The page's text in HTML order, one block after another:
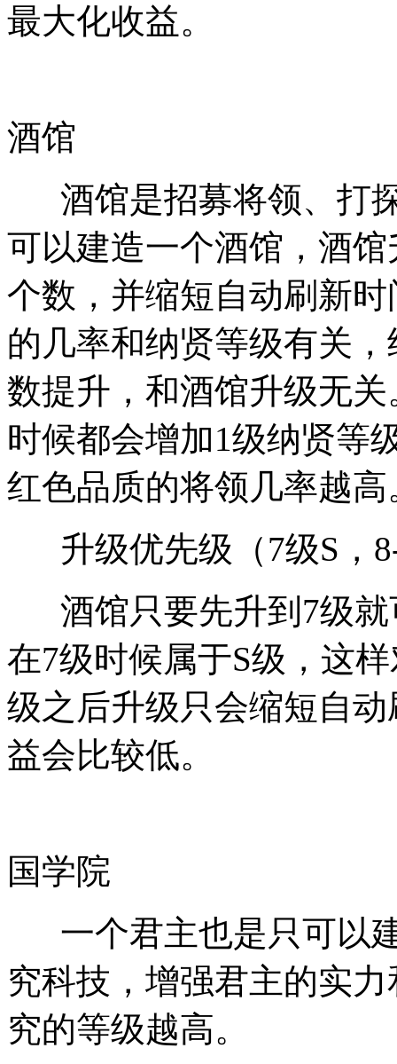
最大化收益。
酒馆
酒馆是招募将领、打
可以建造一个酒馆，酒
个数，并缩短自动刷新
的几率和纳贤等级有关
数提升，和酒馆升级无
时候都会增加1级纳贤等
红色品质的将领几率越高
升级优先级（7级S，
酒馆只要先升到7级就
在7级时候属于S级，这
级之后升级只会缩短自
益会比较低。
国学院
一个君主也是只可以
究科技，增强君主的实
究的等级越高。